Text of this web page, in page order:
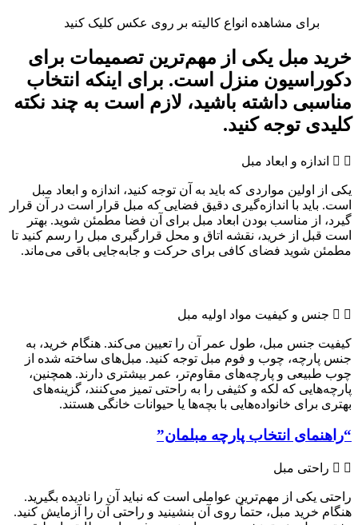
برای مشاهده انواع کالیته بر روی عکس کلیک کنید
خرید مبل یکی از مهم‌ترین تصمیمات برای
دکوراسیون منزل است. برای اینکه انتخاب
مناسبی داشته باشید، لازم است به چند نکته
کلیدی توجه کنید.
اندازه و ابعاد مبل
یکی از اولین مواردی که باید به آن توجه کنید، اندازه و ابعاد مبل
است. باید با اندازه‌گیری دقیق فضایی که مبل قرار است در آن قرار
گیرد، از مناسب بودن ابعاد مبل برای آن فضا مطمئن شوید. بهتر
است قبل از خرید، نقشه اتاق و محل قرارگیری مبل را رسم کنید تا
مطمئن شوید فضای کافی برای حرکت و جا‌به‌جایی باقی می‌ماند.
جنس و کیفیت مواد اولیه مبل
کیفیت جنس مبل، طول عمر آن را تعیین می‌کند. هنگام خرید، به
جنس پارچه، چوب و فوم مبل توجه کنید. مبل‌های ساخته شده از
چوب طبیعی و پارچه‌های مقاوم‌تر، عمر بیشتری دارند. همچنین،
پارچه‌هایی که لکه و کثیفی را به راحتی تمیز می‌کنند، گزینه‌های
بهتری برای خانواده‌هایی با بچه‌ها یا حیوانات خانگی هستند.
“راهنمای انتخاب پارچه مبلمان”
راحتی مبل
راحتی یکی از مهم‌ترین عواملی است که نباید آن را نادیده بگیرید.
هنگام خرید مبل، حتماً روی آن بنشینید و راحتی آن را آزمایش کنید.